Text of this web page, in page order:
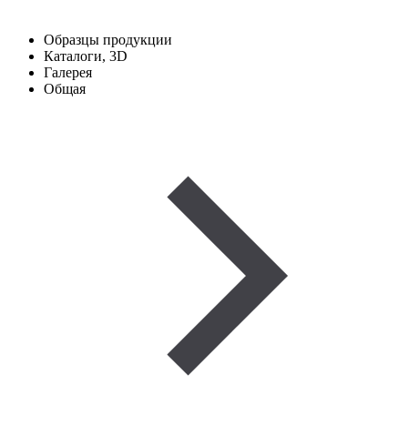
Образцы продукции
Каталоги, 3D
Галерея
Общая